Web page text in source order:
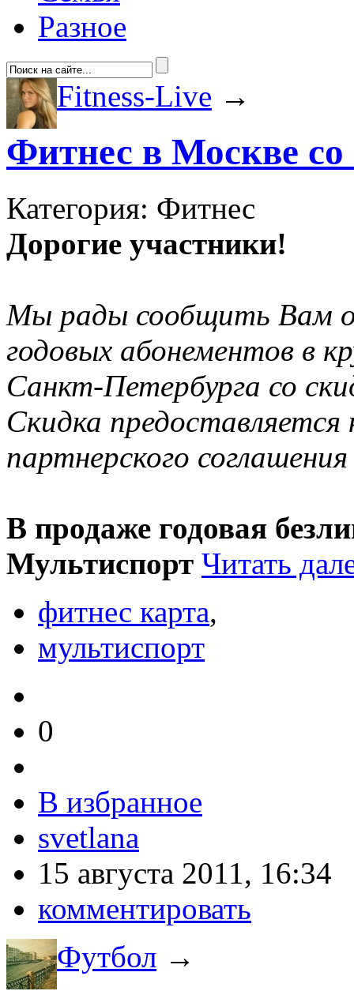
Разное
Fitness-Live →
Фитнес в Москве
Категория: Фитнес
Дорогие участники!
Мы рады сообщить Вам
годовых абонементов в
Санкт-Петербурга со
Скидка
партнерского
В продаже годовая
Мультиспорт Читать
фитнес карта,
мультиспорт
0
В избранное
svetlana
15 августа 2011, 16:34
комментировать
Футбол →